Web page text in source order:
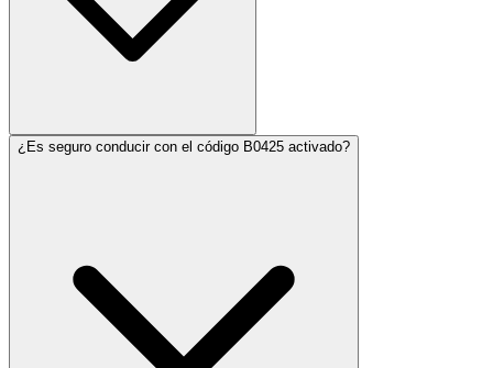
¿Es seguro conducir con el código B0425 activado?